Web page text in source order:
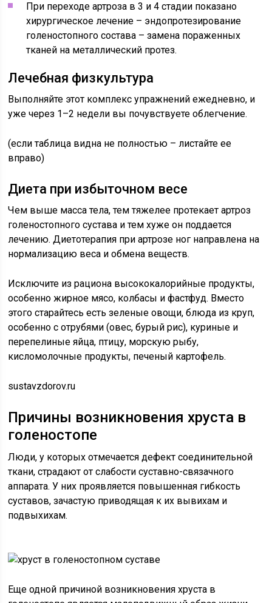
При переходе артроза в 3 и 4 стадии показано
хирургическое лечение – эндопротезирование
голеностопного состава – замена пораженных
тканей на металлический протез.
Лечебная физкультура
Выполняйте этот комплекс упражнений ежедневно, и
уже через 1–2 недели вы почувствуете облегчение.
(если таблица видна не полностью – листайте ее
вправо)
Диета при избыточном весе
Чем выше масса тела, тем тяжелее протекает артроз
голеностопного сустава и тем хуже он поддается
лечению. Диетотерапия при артрозе ног направлена на
нормализацию веса и обмена веществ.
Исключите из рациона высококалорийные продукты,
особенно жирное мясо, колбасы и фастфуд. Вместо
этого старайтесь есть зеленые овощи, блюда из круп,
особенно с отрубями (овес, бурый рис), куриные и
перепелиные яйца, птицу, морскую рыбу,
кисломолочные продукты, печеный картофель.
sustavzdorov.ru
Причины возникновения хруста в
голеностопе
Люди, у которых отмечается дефект соединительной
ткани, страдают от слабости суставно-связачного
аппарата. У них проявляется повышенная гибкость
суставов, зачастую приводящая к их вывихам и
подвыхихам.
Еще одной причиной возникновения хруста в